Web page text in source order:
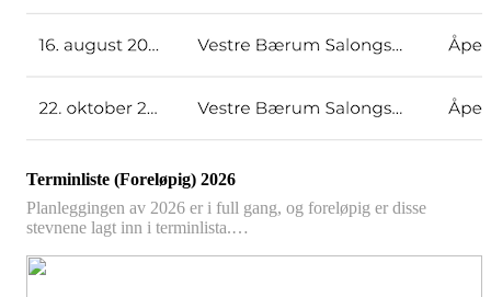
Terminliste (Foreløpig) 2026
Planleggingen av 2026 er i full gang, og foreløpig er disse
stevnene lagt inn i terminlista.…